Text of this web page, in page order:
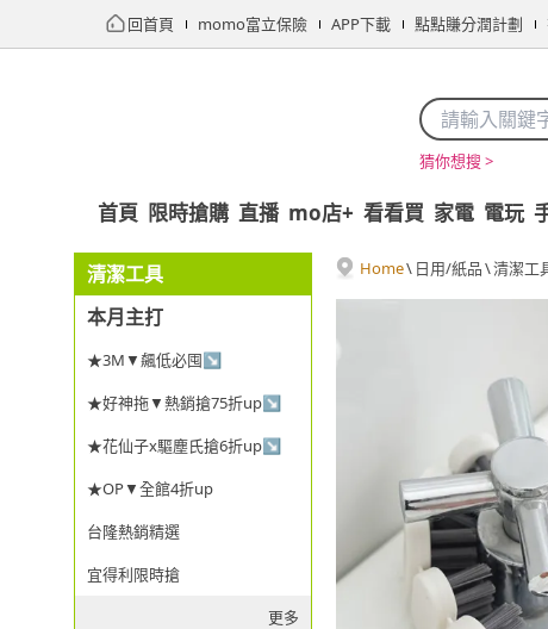
回首頁 momo富立保險 APP下載 點點賺分潤計劃
猜你想搜 >
首頁 限時搶購 直播 mo店+ 看看買 家電 電玩
清潔工具
本月主打
★3M▼飆低必囤↘
★好神拖▼熱銷搶75折up↘
★花仙子x驅塵氏搶6折up↘
★OP▼全館4折up
台隆熱銷精選
宜得利限時搶
更多
Home\ 日用/紙品\清潔工